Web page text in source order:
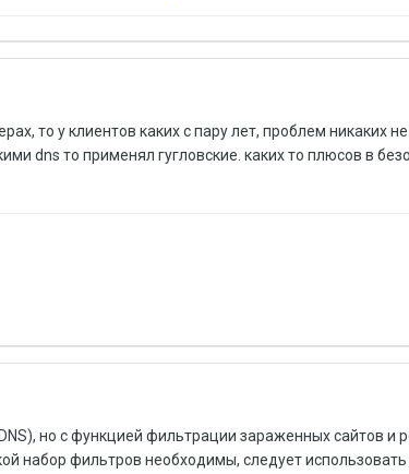
то у клиентов каких с пару лет, проблем никаких
dns то применял гугловские. каких то плюсов в
но с функцией фильтрации зараженных сайтов и
набор фильтров необходимы, следует